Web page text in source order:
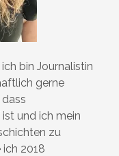
bin Journalistin
gerne
und ich mein
zu
2018